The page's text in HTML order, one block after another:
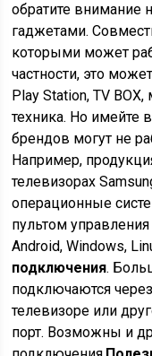
обратите внимание
гаджетами.
которыми может
частности, это
Play Station, TV
техника. Но имейте
брендов могут не
Например,
телевизорах
операционные
пультом
Android, Windows,
подключения.
подключаются
телевизоре или
порт. Возможны и